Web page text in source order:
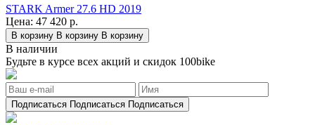
STARK Armer 27.6 HD 2019
Цена: 47 420 р.
В корзину В корзину В корзину
В наличии
Будьте в курсе всех акций и скидок 100bike
Подписаться Подписаться Подписаться